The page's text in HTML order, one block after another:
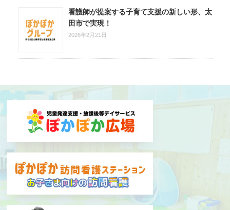
看護師が提案する子育て支援の新しい形、太
田市で実現！
2026年2月21日